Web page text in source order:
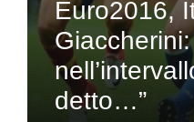
Euro2016,
Giaccherini:
detto…”